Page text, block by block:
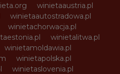
winietaaustria.pl
winietaautostradowa.pl
winietachorwacja.pl
winietalitwa.pl
winietamoldawia.pl
winietapolska.pl
winietaslovenia.pl